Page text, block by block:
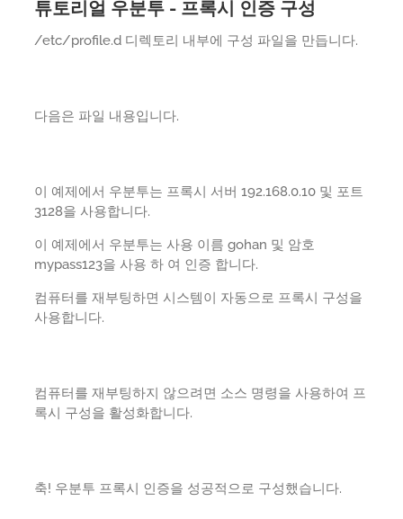
튜토리얼 우분투 - 프록시 인증 구성
/etc/profile.d 디렉토리 내부에 구성 파일을 만듭니다.
다음은 파일 내용입니다.
이 예제에서 우분투는 프록시 서버 192.168.0.10 및 포트
3128을 사용합니다.
이 예제에서 우분투는 사용 이름 gohan 및 암호
mypass123을 사용 하 여 인증 합니다.
컴퓨터를 재부팅하면 시스템이 자동으로 프록시 구성을
사용합니다.
컴퓨터를 재부팅하지 않으려면 소스 명령을 사용하여 프
록시 구성을 활성화합니다.
축! 우분투 프록시 인증을 성공적으로 구성했습니다.